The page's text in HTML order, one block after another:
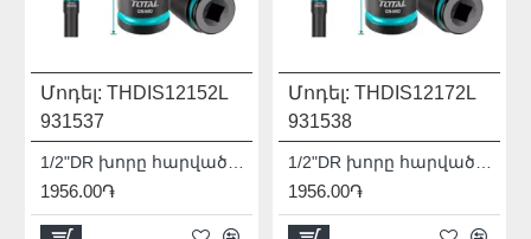
Մոդել: THDIS12152L
931537
1956.00֏
Մոդել: THDIS12172L
931538
1956.00֏